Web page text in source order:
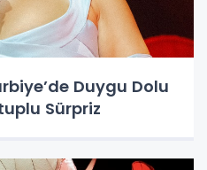
Duygu Dolu
Sürpriz